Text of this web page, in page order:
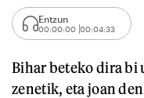
Entzun
00:00:00 00:04:33
Bihar beteko dira bi
zenetik, eta joan